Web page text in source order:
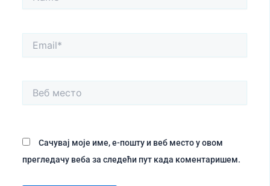
Email*
Веб
место
Сачувај моје име, е-пошту и веб место у овом
прегледачу веба за следећи пут када коментаришем.